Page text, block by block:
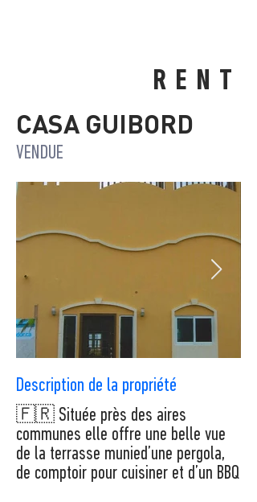
RENT
CASA GUIBORD
VENDUE
Description de la propriété
🇫🇷 Située près des aires
communes elle offre une belle vue
de la terrasse munied’une pergola,
de comptoir pour cuisiner et d’un BBQ